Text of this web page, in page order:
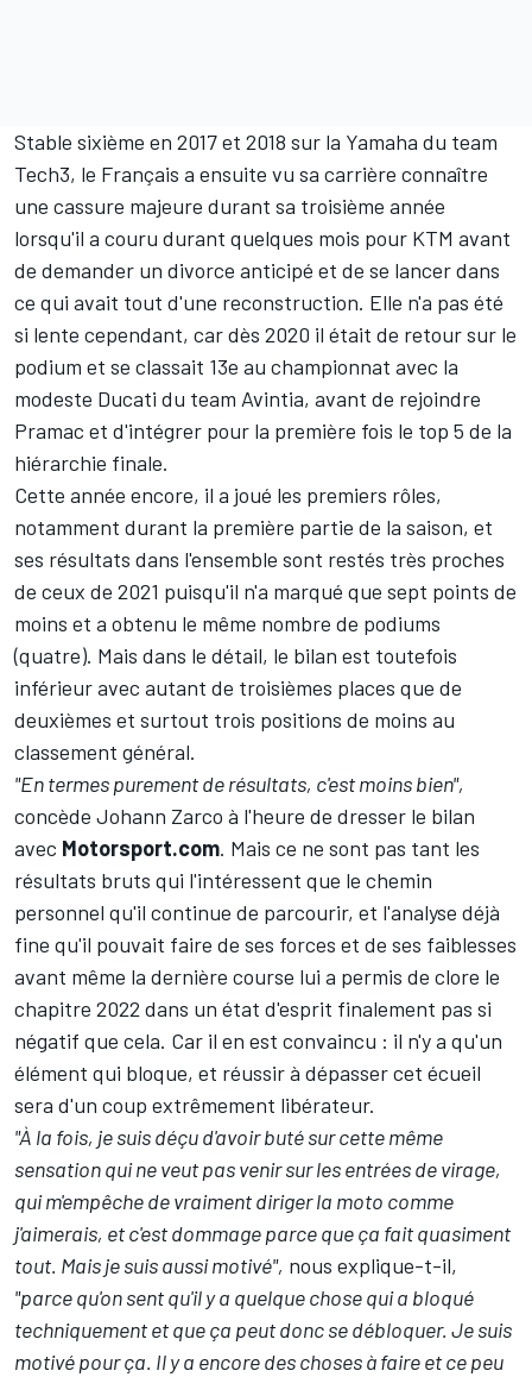
Stable sixième en 2017 et 2018 sur la Yamaha du team
Tech3, le Français a ensuite vu sa carrière connaître
une cassure majeure durant sa troisième année
lorsqu'il a couru durant quelques mois pour KTM avant
de demander un divorce anticipé et de se lancer dans
ce qui avait tout d'une reconstruction. Elle n'a pas été
si lente cependant, car dès 2020 il était de retour sur le
podium et se classait 13e au championnat avec la
modeste Ducati du team Avintia, avant de rejoindre
Pramac et d'intégrer pour la première fois le top 5 de la
hiérarchie finale.
Cette année encore, il a joué les premiers rôles,
notamment durant la première partie de la saison, et
ses résultats dans l'ensemble sont restés très proches
de ceux de 2021 puisqu'il n'a marqué que sept points de
moins et a obtenu le même nombre de podiums
(quatre). Mais dans le détail, le bilan est toutefois
inférieur avec autant de troisièmes places que de
deuxièmes et surtout trois positions de moins au
classement général.
"En termes purement de résultats, c'est moins bien",
concède Johann Zarco à l'heure de dresser le bilan
avec Motorsport.com. Mais ce ne sont pas tant les
résultats bruts qui l'intéressent que le chemin
personnel qu'il continue de parcourir, et l'analyse déjà
fine qu'il pouvait faire de ses forces et de ses faiblesses
avant même la dernière course lui a permis de clore le
chapitre 2022 dans un état d'esprit finalement pas si
négatif que cela. Car il en est convaincu : il n'y a qu'un
élément qui bloque, et réussir à dépasser cet écueil
sera d'un coup extrêmement libérateur.
"À la fois, je suis déçu d'avoir buté sur cette même
sensation qui ne veut pas venir sur les entrées de virage,
qui m'empêche de vraiment diriger la moto comme
j'aimerais, et c'est dommage parce que ça fait quasiment
tout. Mais je suis aussi motivé", nous explique-t-il,
"parce qu'on sent qu'il y a quelque chose qui a bloqué
techniquement et que ça peut donc se débloquer. Je suis
motivé pour ça. Il y a encore des choses à faire et ce peu